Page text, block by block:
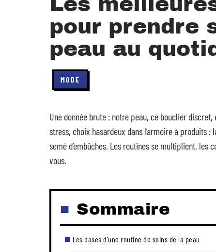
pour prendre
peau au
MODE
Une donnée brute : notre peau, ce bouclier discret,
stress, choix hasardeux dans l’armoire à produits
semé d’embûches. Les routines se multiplient,
vous.
Sommaire
Les bases d’une routine de soins de la peau